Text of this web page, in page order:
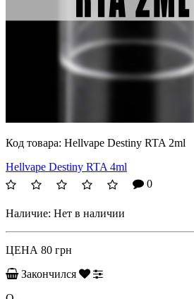
Код товара: Hellvape Destiny RTA 2ml
Hellvape Destiny RTA 4ml
0
Наличие: Нет в наличии
ЦЕНА 80 грн
Закончился